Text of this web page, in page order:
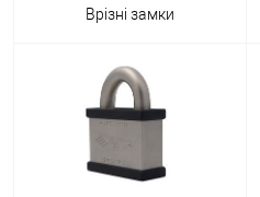
Врізні замки